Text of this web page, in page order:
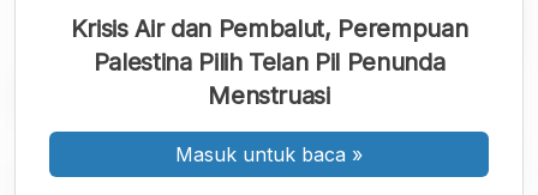
Krisis Air dan Pembalut, Perempuan
Palestina Pilih Telan Pil Penunda
Menstruasi
Masuk untuk baca »